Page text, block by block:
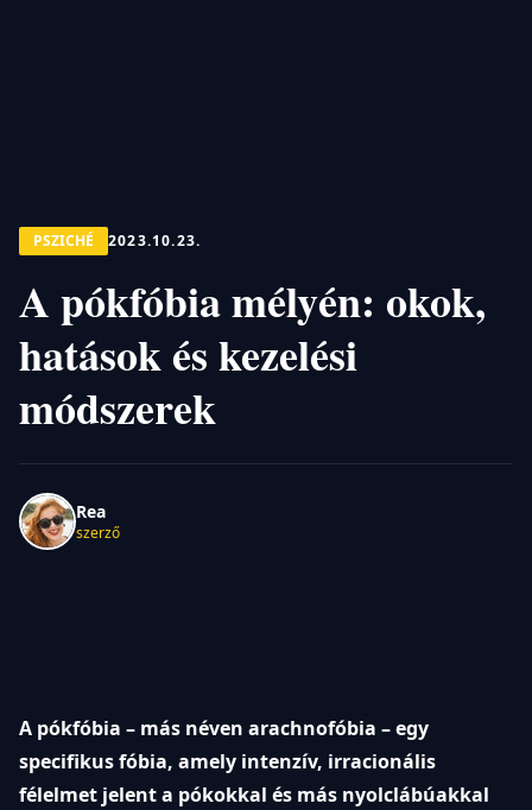
PSZICHÉ 2023.10.23.
A pókfóbia mélyén: okok,
hatások és kezelési
módszerek
Rea
szerző
A pókfóbia – más néven arachnofóbia – egy
specifikus fóbia, amely intenzív, irracionális
félelmet jelent a pókokkal és más nyolclábúakkal